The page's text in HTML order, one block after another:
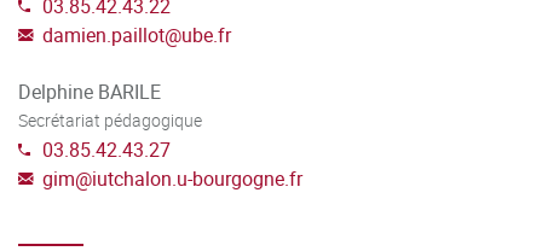
03.85.42.43.22
damien.paillot@ube.fr
Delphine BARILE
Secrétariat pédagogique
03.85.42.43.27
gim@iutchalon.u-bourgogne.fr